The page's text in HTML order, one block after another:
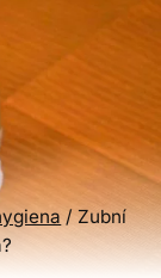
/ Zubní